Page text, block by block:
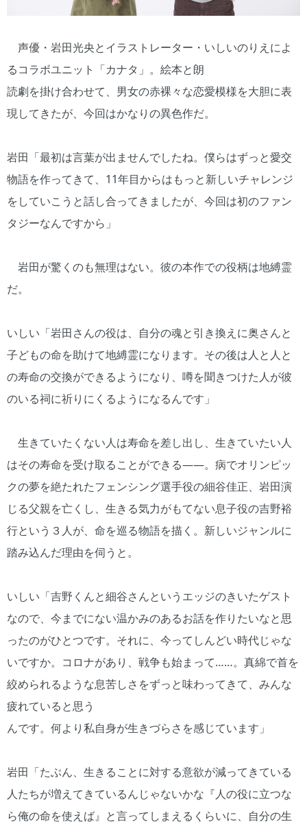
声優・岩田光央とイラストレーター・いしいのりえによ
るコラボユニット「カナタ」。絵本と朗
読劇を掛け合わせて、男女の赤裸々な恋愛模様を大胆に表
現してきたが、今回はかなりの異色作だ。
岩田「最初は言葉が出ませんでしたね。僕らはずっと愛交
物語を作ってきて、11年目からはもっと新しいチャレンジ
をしていこうと話し合ってきましたが、今回は初のファン
タジーなんですから」
岩田が驚くのも無理はない。彼の本作での役柄は地縛霊
だ。
いしい「岩田さんの役は、自分の魂と引き換えに奥さんと
子どもの命を助けて地縛霊になります。その後は人と人と
の寿命の交換ができるようになり、噂を聞きつけた人が彼
のいる祠に祈りにくるようになるんです」
生きていたくない人は寿命を差し出し、生きていたい人
はその寿命を受け取ることができる――。病でオリンピッ
クの夢を絶たれたフェンシング選手役の細谷佳正、岩田演
じる父親を亡くし、生きる気力がもてない息子役の吉野裕
行という３人が、命を巡る物語を描く。新しいジャンルに
踏み込んだ理由を伺うと。
いしい「吉野くんと細谷さんというエッジのきいたゲスト
なので、今までにない温かみのあるお話を作りたいなと思
ったのがひとつです。それに、今ってしんどい時代じゃな
いですか。コロナがあり、戦争も始まって……。真綿で首を
絞められるような息苦しさをずっと味わってきて、みんな
疲れていると思う
んです。何より私自身が生きづらさを感じています」
岩田「たぶん、生きることに対する意欲が減ってきている
人たちが増えてきているんじゃないかな『人の役に立つな
ら俺の命を使えば』と言ってしまえるくらいに、自分の生